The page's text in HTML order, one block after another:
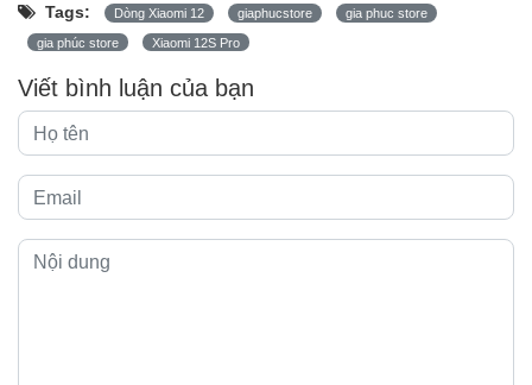
Tags: Dòng Xiaomi 12 giaphucstore gia phuc store
gia phúc store Xiaomi 12S Pro
Viết bình luận của bạn